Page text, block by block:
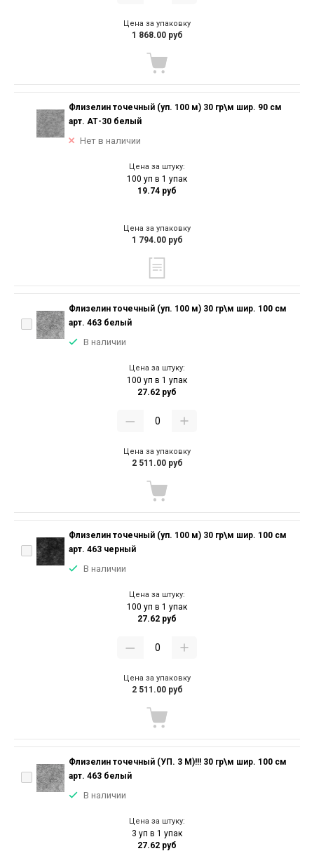
Цена за упаковку
1 868.00 руб
Флизелин точечный (уп. 100 м) 30 гр\м шир. 90 см
арт. АТ-30 белый
Нет в наличии
Цена за штуку:
100 уп в 1 упак
19.74 руб
Цена за упаковку
1 794.00 руб
Флизелин точечный (уп. 100 м) 30 гр\м шир. 100 см
арт. 463 белый
В наличии
Цена за штуку:
100 уп в 1 упак
27.62 руб
Цена за упаковку
2 511.00 руб
Флизелин точечный (уп. 100 м) 30 гр\м шир. 100 см
арт. 463 черный
В наличии
Цена за штуку:
100 уп в 1 упак
27.62 руб
Цена за упаковку
2 511.00 руб
Флизелин точечный (УП. 3 М)!!! 30 гр\м шир. 100 см
арт. 463 белый
В наличии
Цена за штуку:
3 уп в 1 упак
27.62 руб